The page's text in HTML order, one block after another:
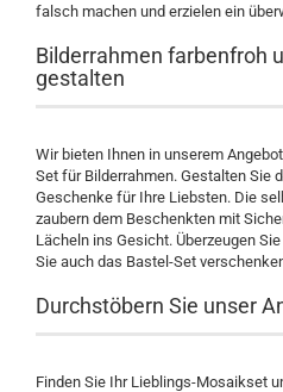
falsch machen und erzielen ein
Bilderrahmen farbenfroh
gestalten
Wir bieten Ihnen in unserem
Set für Bilderrahmen. Gestalten Sie
Geschenke für Ihre Liebsten. Die
zaubern dem Beschenkten mit
Lächeln ins Gesicht. Überzeugen
Sie auch das Bastel-Set
Durchstöbern Sie unser
Finden Sie Ihr Lieblings-Mosaikset